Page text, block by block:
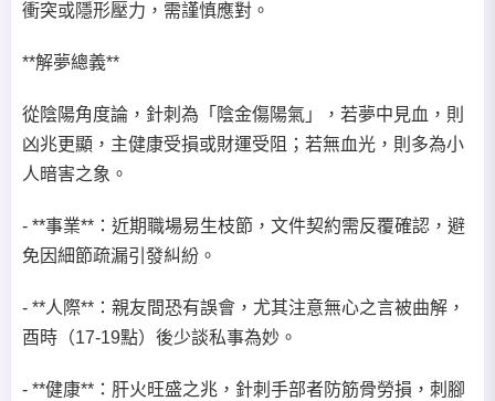
衝突或隱形壓力，需謹慎應對。
**解夢總義**
從陰陽角度論，針刺為「陰金傷陽氣」，若夢中見血，則
凶兆更顯，主健康受損或財運受阻；若無血光，則多為小
人暗害之象。
- **事業**：近期職場易生枝節，文件契約需反覆確認，避
免因細節疏漏引發糾紛。
- **人際**：親友間恐有誤會，尤其注意無心之言被曲解，
酉時（17-19點）後少談私事為妙。
- **健康**：肝火旺盛之兆，針刺手部者防筋骨勞損，刺腳